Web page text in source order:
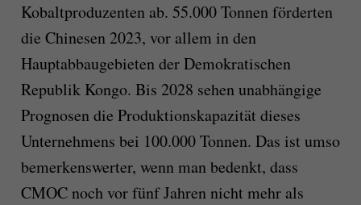
Kobaltproduzenten ab. 55.000 Tonnen förderten
die Chinesen 2023, vor allem in den
Hauptabbaugebieten der Demokratischen
Republik Kongo. Bis 2028 sehen unabhängige
Prognosen die Produktionskapazität dieses
Unternehmens bei 100.000 Tonnen. Das ist umso
bemerkenswerter, wenn man bedenkt, dass
CMOC noch vor fünf Jahren nicht mehr als